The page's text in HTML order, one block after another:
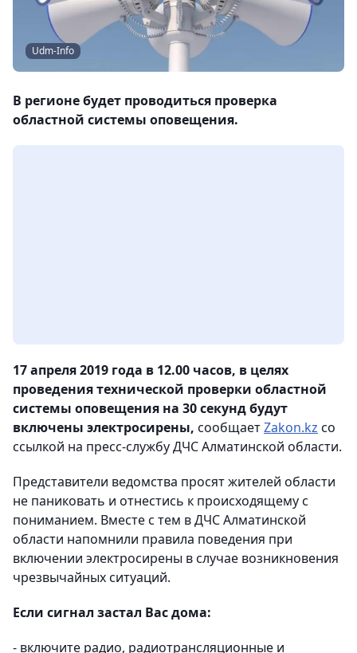
Udm-Info
В регионе будет проводиться проверка
областной системы оповещения.
17 апреля 2019 года в 12.00 часов, в целях
проведения технической проверки областной
системы оповещения на 30 секунд будут
включены электросирены, сообщаетZakon.kz со
ссылкой на пресс-службу ДЧС Алматинской области.
Представители ведомства просят жителей области
не паниковать и отнестись к происходящему с
пониманием. Вместе с тем в ДЧС Алматинской
области напомнили правила поведения при
включении электросирены в случае возникновения
чрезвычайных ситуаций.
Если сигнал застал Вас дома:
- включите радио, радиотрансляционные и